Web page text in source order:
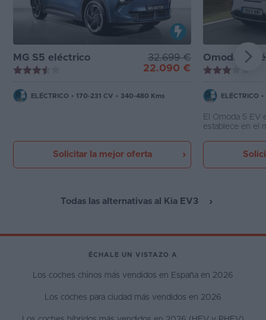
MG S5 eléctrico
32.699 €
22.090 €
ELÉCTRICO • 170-231 CV • 340-480 Kms
Solicitar la mejor oferta
Omoda 5
ELÉCTRICO •
El Omoda 5 EV
establece en el
carga
Todas las alternativas al Kia EV3
ÉCHALE UN VISTAZO A
Los coches chinos más vendidos en España en 2026
Los coches para ciudad más vendidos en 2026